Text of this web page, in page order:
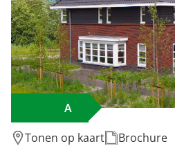
A
Tonen op kaart
Brochure